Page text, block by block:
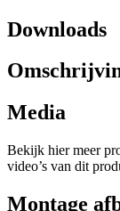
Downloads
Media
Bekijk hier meer
video’s van dit
Montage